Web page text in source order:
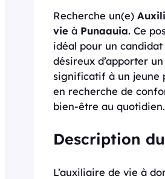
Recherche un(e)
vie à Punaauia. Ce
idéal pour un
désireux d’apporter
significatif à un jeune
en recherche de
bien-être au quotidien.
Description
L’auxiliaire de vie à